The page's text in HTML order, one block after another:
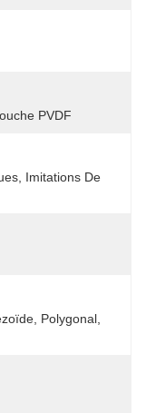
PVDF
Imitations De
Polygonal,